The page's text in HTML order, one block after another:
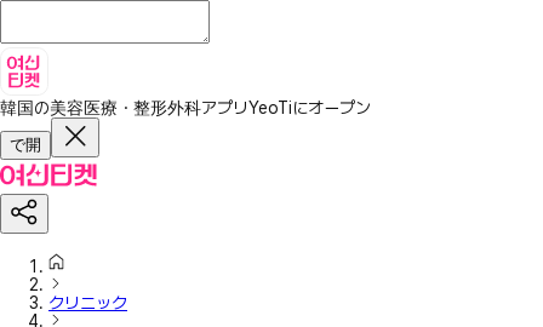
韓国の美容医療・整形外科アプリYeoTiにオープン
で開
クリニック